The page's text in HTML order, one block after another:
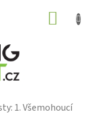
1. Všemohoucí